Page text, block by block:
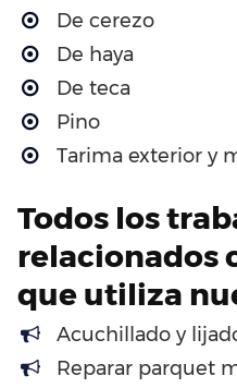
De cerezo
De haya
De teca
Pino
Tarima exterior y
Todos los
relacionados
que utiliza
Acuchillado y
Reparar parquet